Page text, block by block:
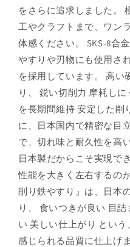
をさらに追求しました。
工やクラフトまで、ワン
体感ください。 SKS-8合
やすりや刃物にも使用さ
を採用しています。 高い
り、 鋭い切削力 摩耗し
を長期間維持 安定した削
に、日本国内で精密な目
で、切れ味と耐久性を高
日本製だからこそ実現で
性能を大きく左右するの
削り鉄やすり』は、日本
り、 食いつきが良い 目
い 美しい仕上がり とい
感じられる品質に仕上げ